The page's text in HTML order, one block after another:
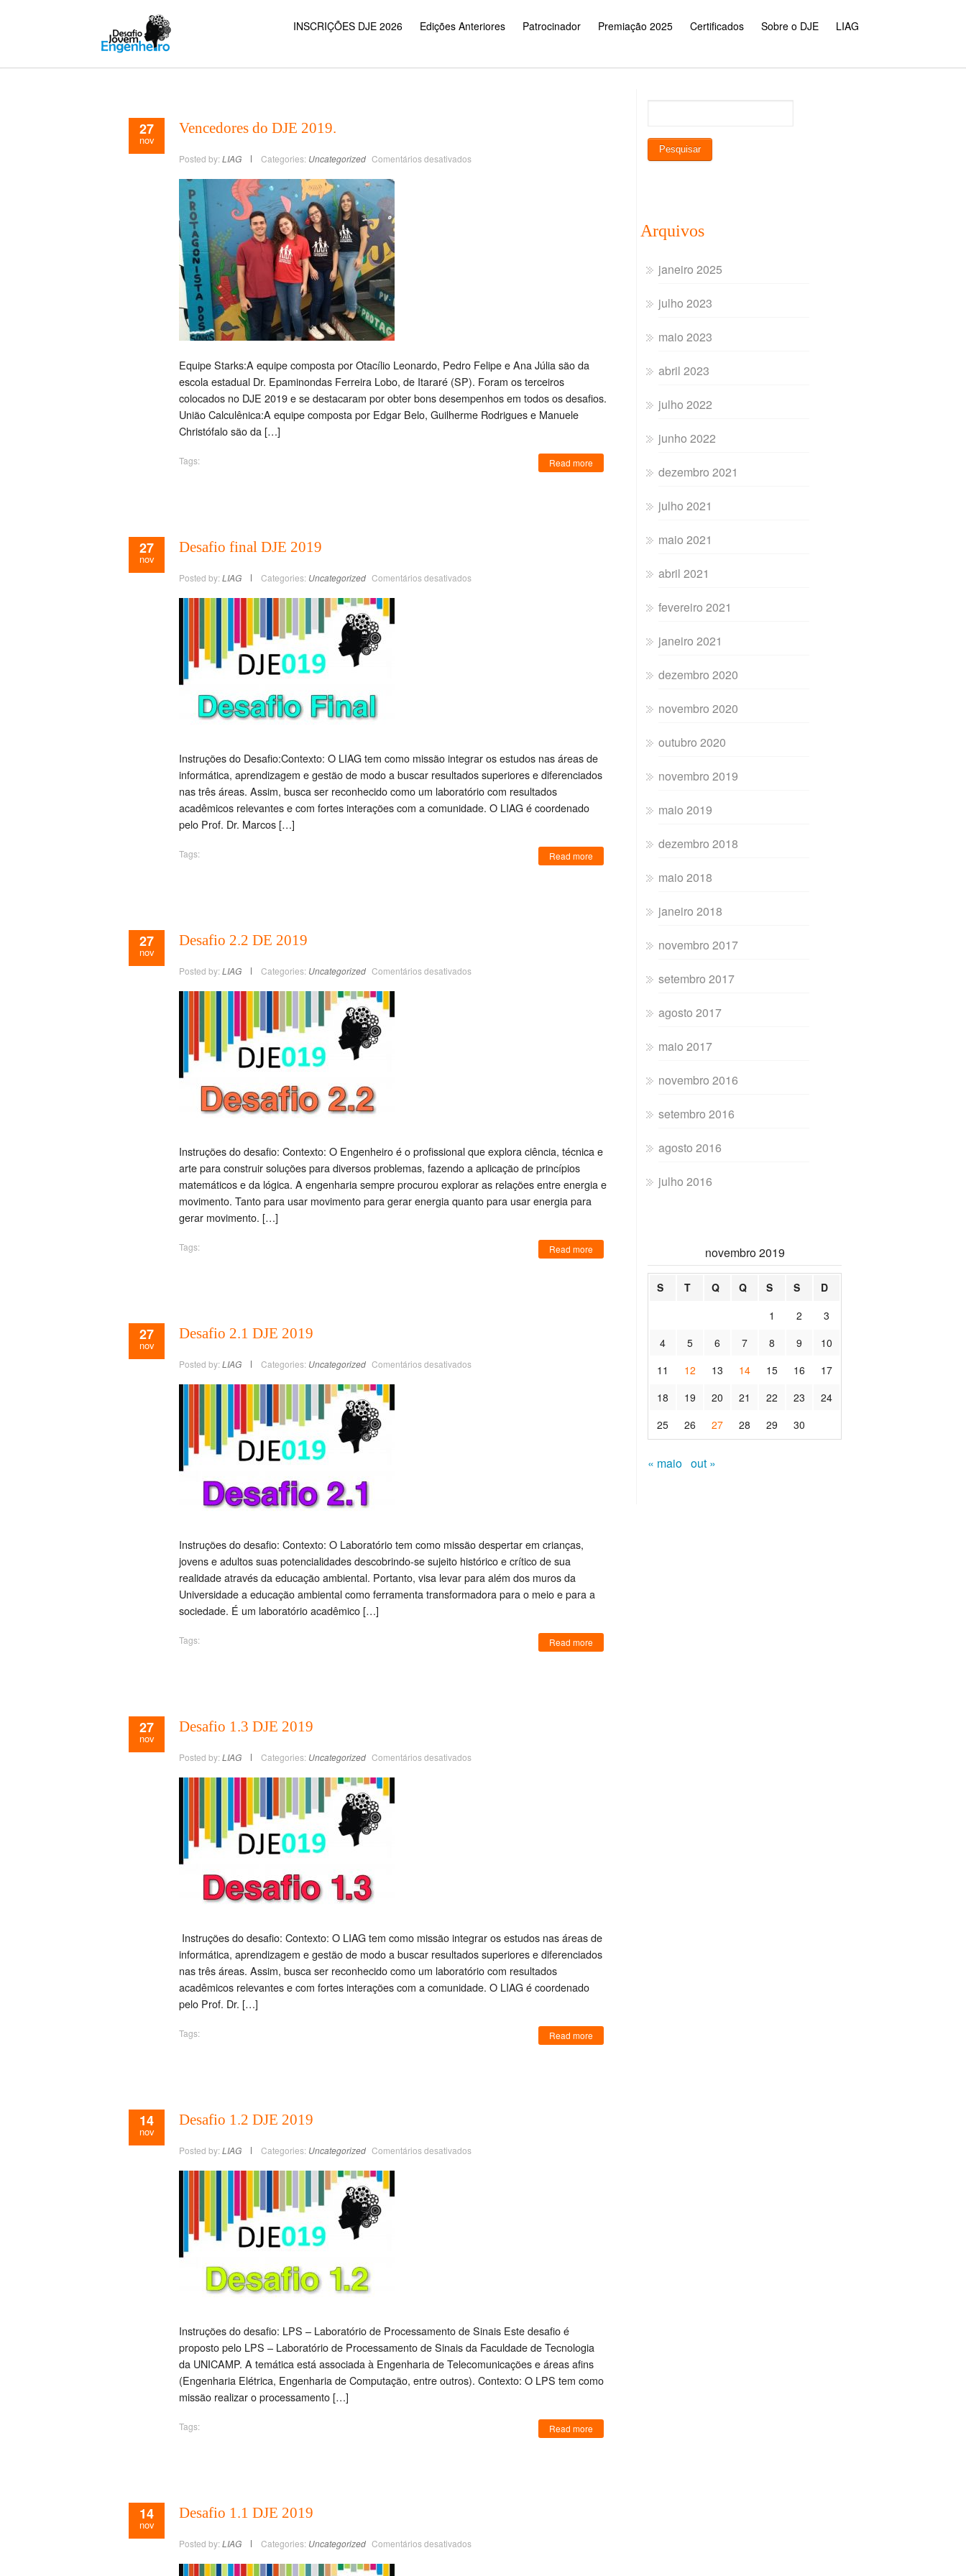
INSCRIÇÕES DJE 2026 Edições Anteriores Patrocinador Premiação 2025 Certificados Sobre o DJE LIAG
27
nov
Vencedores do DJE 2019.
Posted by: LIAG Categories: Uncategorized Comentários desativados
Equipe Starks:A equipe composta por Otacílio Leonardo, Pedro Felipe e Ana Júlia são da
escola estadual Dr. Epaminondas Ferreira Lobo, de Itararé (SP). Foram os terceiros
colocados no DJE 2019 e se destacaram por obter bons desempenhos em todos os desafios.
União Calculênica:A equipe composta por Edgar Belo, Guilherme Rodrigues e Manuele
Christófalo são da […]
Read more
Tags:
27
nov
Desafio final DJE 2019
Posted by: LIAG Categories: Uncategorized Comentários desativados
Instruções do Desafio:Contexto: O LIAG tem como missão integrar os estudos nas áreas de
informática, aprendizagem e gestão de modo a buscar resultados superiores e diferenciados
nas três áreas. Assim, busca ser reconhecido como um laboratório com resultados
acadêmicos relevantes e com fortes interações com a comunidade. O LIAG é coordenado
pelo Prof. Dr. Marcos […]
Read more
Tags:
27
nov
Desafio 2.2 DE 2019
Posted by: LIAG Categories: Uncategorized Comentários desativados
Instruções do desafio: Contexto: O Engenheiro é o profissional que explora ciência, técnica e
arte para construir soluções para diversos problemas, fazendo a aplicação de princípios
matemáticos e da lógica. A engenharia sempre procurou explorar as relações entre energia e
movimento. Tanto para usar movimento para gerar energia quanto para usar energia para
gerar movimento. […]
Read more
Tags:
27
nov
Desafio 2.1 DJE 2019
Posted by: LIAG Categories: Uncategorized Comentários desativados
Instruções do desafio: Contexto: O Laboratório tem como missão despertar em crianças,
jovens e adultos suas potencialidades descobrindo-se sujeito histórico e crítico de sua
realidade através da educação ambiental. Portanto, visa levar para além dos muros da
Universidade a educação ambiental como ferramenta transformadora para o meio e para a
sociedade. É um laboratório acadêmico […]
Read more
Tags:
27
nov
Desafio 1.3 DJE 2019
Posted by: LIAG Categories: Uncategorized Comentários desativados
Instruções do desafio: Contexto: O LIAG tem como missão integrar os estudos nas áreas de
informática, aprendizagem e gestão de modo a buscar resultados superiores e diferenciados
nas três áreas. Assim, busca ser reconhecido como um laboratório com resultados
acadêmicos relevantes e com fortes interações com a comunidade. O LIAG é coordenado
pelo Prof. Dr. […]
Read more
Tags:
14
nov
Desafio 1.2 DJE 2019
Posted by: LIAG Categories: Uncategorized Comentários desativados
Instruções do desafio: LPS – Laboratório de Processamento de Sinais Este desafio é
proposto pelo LPS – Laboratório de Processamento de Sinais da Faculdade de Tecnologia
da UNICAMP. A temática está associada à Engenharia de Telecomunicações e áreas afins
(Engenharia Elétrica, Engenharia de Computação, entre outros). Contexto: O LPS tem como
missão realizar o processamento […]
Read more
Tags:
14
nov
Desafio 1.1 DJE 2019
Posted by: LIAG Categories: Uncategorized Comentários desativados
Arquivos
janeiro 2025
julho 2023
maio 2023
abril 2023
julho 2022
junho 2022
dezembro 2021
julho 2021
maio 2021
abril 2021
fevereiro 2021
janeiro 2021
dezembro 2020
novembro 2020
outubro 2020
novembro 2019
maio 2019
dezembro 2018
maio 2018
janeiro 2018
novembro 2017
setembro 2017
agosto 2017
maio 2017
novembro 2016
setembro 2016
agosto 2016
julho 2016
novembro 2019
S T Q Q S S
D
1
2
3
4
5 6 7 8 9
10
11
12 13 14 15 16
17
18
19 20 21 22 23
24
25
26 27 28 29 30
« maio out »